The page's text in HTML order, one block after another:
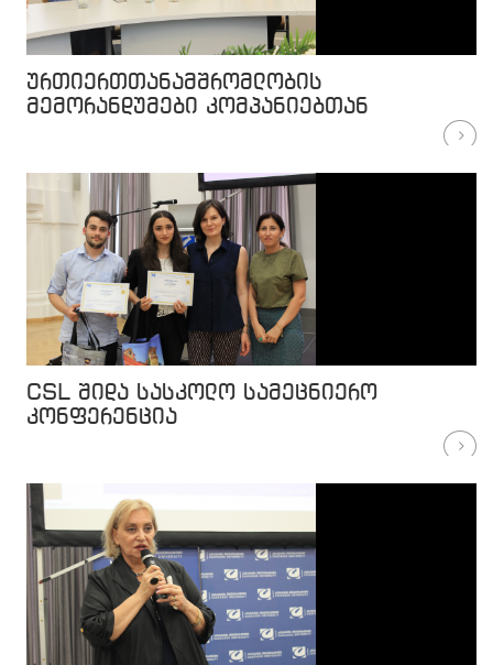
ურთიერთთანამშრომლობის
მემორანდუმები კომპანიებთან
CSL შიდა სასკოლო სამეცნიერო
კონფერენცია